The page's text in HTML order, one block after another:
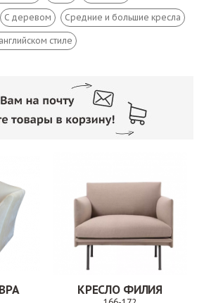
С деревом Средние и большие кресла
стиле
КРЕСЛО ФИЛИЯ